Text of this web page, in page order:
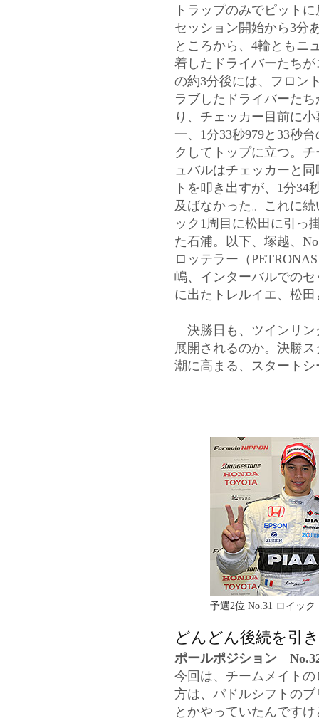
トラップのみでピット
セッション開始から3分
ところから、4輪ともニ
着したドライバーたち
の約3分後には、フロン
ラブしたドライバーた
り、チェッカー目前に
一、1分33秒979と33秒
クしてトップに立つ。
ュバルはチェッカーと
トを叩き出すが、1分34
及ばなかった。これに
ック1周目に松田に引っ
た石浦。以下、塚越、
ロッテラー（
嶋、インターバルでの
に出たトレルイエ、松
決勝日も、ツインリン
展開されるのか。決勝
潮に高まる、スタート
予選2位 No.31 ロイッ
どんどん後続を引
ポールポジション
今回は、チームメイト
方は、パドルシフトの
とかやっていたんです